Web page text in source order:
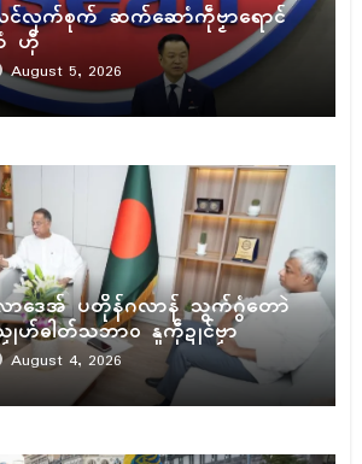
လုက်စုက် ဆက်ဆောံကဵုဗၟာရောၚ်
ဟီု
August 5, 2026
လာဒေအ် ပတိုန်ဂလာန် သွက်ဂွံတောဲ
ဓါတ်သဘာဝ နူကဵုဍုၚ်ဗၟာ
August 4, 2026